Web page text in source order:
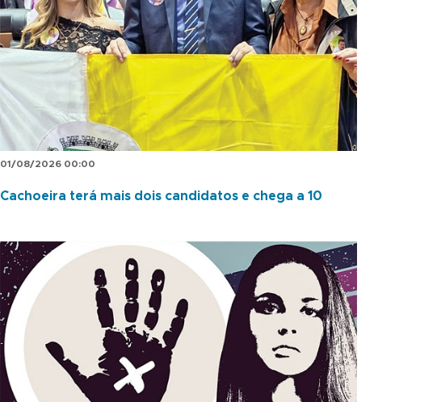
01/08/2026 00:00
Cachoeira terá mais dois candidatos e chega a 10